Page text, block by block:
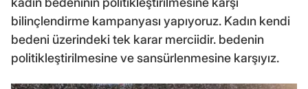
bilinçlendirme kampanyası yapıyoruz. Kadın kendi
bedeni üzerindeki tek karar merciidir. bedenin
politikleştirilmesine ve sansürlenmesine karşıyız.